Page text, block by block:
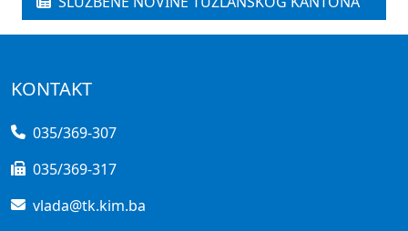
KONTAKT
035/369-307
035/369-317
vlada@tk.kim.ba